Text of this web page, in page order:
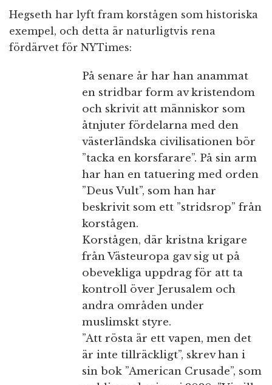
Hegseth har lyft fram korstågen som historiska
exempel, och detta är naturligtvis rena
fördärvet för NYTimes:
På senare år har han anammat
en stridbar form av kristendom
och skrivit att människor som
åtnjuter fördelarna med den
västerländska civilisationen bör
”tacka en korsfarare”. På sin arm
har han en tatuering med orden
”Deus Vult”, som han har
beskrivit som ett ”stridsrop” från
korstågen.
Korstågen, där kristna krigare
från Västeuropa gav sig ut på
obevekliga uppdrag för att ta
kontroll över Jerusalem och
andra områden under
muslimskt styre.
”Att rösta är ett vapen, men det
är inte tillräckligt”, skrev han i
sin bok ”American Crusade”, som